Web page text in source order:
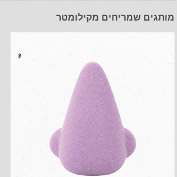
מותגים שמריחים מקילומטר